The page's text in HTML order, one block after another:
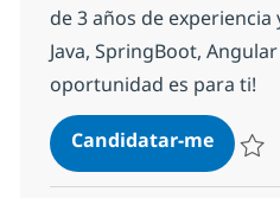
de 3 años de
Java, SpringBoot, Angular
oportunidad es para ti!
Candidatar-me